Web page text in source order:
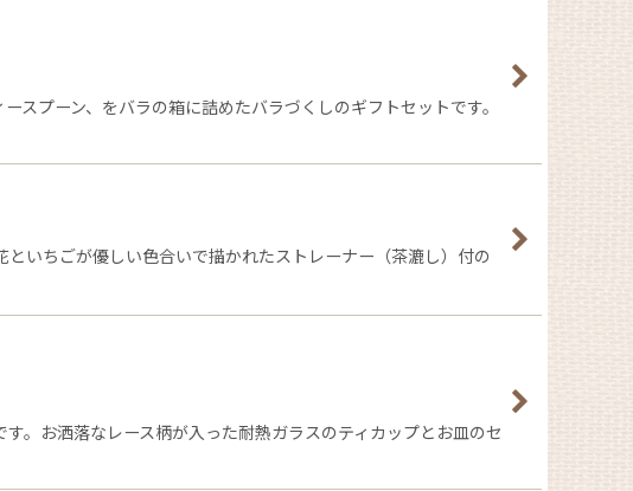
スプーン、をバラの箱に詰めたバラづくしのギフトセットです。
いちごが優しい色合いで描かれたストレーナー（茶漉し）付の
。お洒落なレース柄が入った耐熱ガラスのティカップとお皿のセ